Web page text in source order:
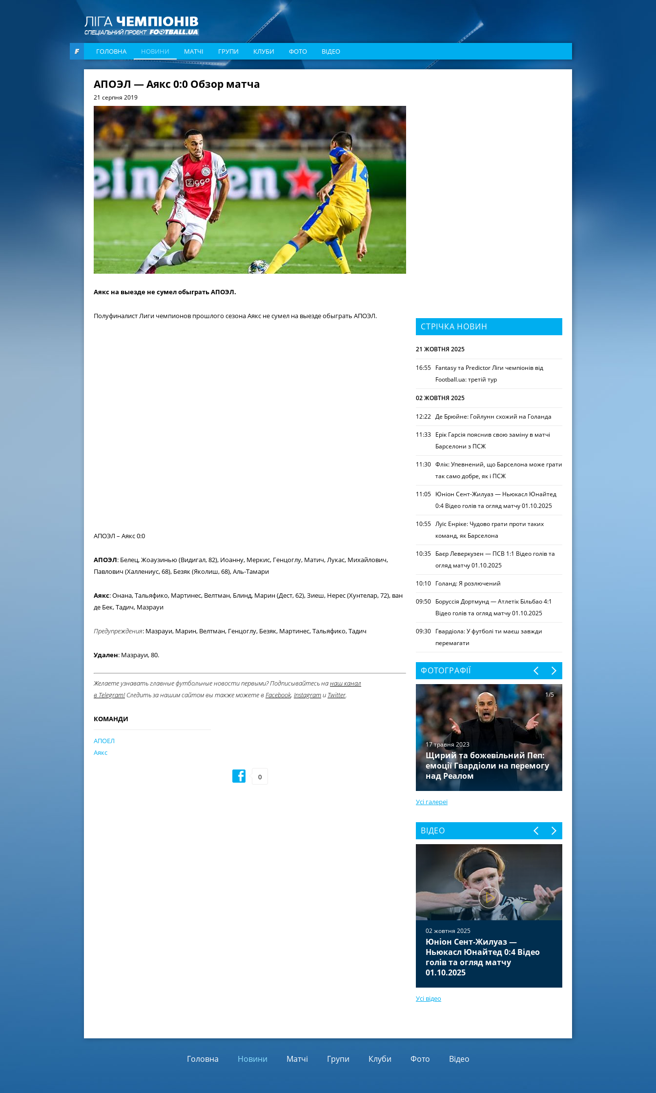
ГОЛОВНА НОВИНИ МАТЧІ ГРУПИ КЛУБИ ФОТО ВІДЕО
АПОЭЛ — Аякс 0:0 Обзор матча
21 серпня 2019
Аякс на выезде не сумел обыграть АПОЭЛ.
Полуфиналист Лиги чемпионов прошлого сезона Аякс не сумел на выезде обыграть АПОЭЛ.
АПОЭЛ – Аякс 0:0
АПОЭЛ: Белец, Жоаузинью (Видигал, 82), Иоанну, Меркис, Генцоглу, Матич, Лукас, Михайлович,
Павлович (Халлениус, 68), Безяк (Яколиш, 68), Аль-Тамари
Аякс: Онана, Тальяфико, Мартинес, Велтман, Блинд, Марин (Дест, 62), Зиеш, Нерес (Хунтелар, 72), ван
де Бек, Тадич, Мазрауи
Предупреждения: Мазрауи, Марин, Велтман, Генцоглу, Безяк, Мартинес, Тальяфико, Тадич
Удален: Мазрауи, 80.
Желаете узнавать главные футбольные новости первыми? Подписывайтесь нанаш канал
в Telegram! Следить за нашим сайтом вы также можете в Facebook, Instagramи Twitter.
КОМАНДИ
АПОЕЛ
Аякс
0
СТРІЧКА НОВИН
21 ЖОВТНЯ 2025
16:55 Fantasy та Predictor Ліги чемпіонів від
Football.ua: третій тур
02 ЖОВТНЯ 2025
12:22 Де Брюйне: Гойлунн схожий на Голанда
11:33 Ерік Гарсія пояснив свою заміну в матчі
Барселони з ПСЖ
11:30 Флік: Упевнений, що Барселона може грати
так само добре, як і ПСЖ
11:05 Юніон Сент-Жилуаз — Ньюкасл Юнайтед
0:4 Відео голів та огляд матчу 01.10.2025
10:55 Луїс Енріке: Чудово грати проти таких
команд, як Барселона
10:35 Баєр Леверкузен — ПСВ 1:1 Відео голів та
огляд матчу 01.10.2025
10:10 Голанд: Я розлючений
09:50 Боруссія Дортмунд — Атлетік Більбао 4:1
Відео голів та огляд матчу 01.10.2025
09:30 Гвардіола: У футболі ти маєш завжди
перемагати
ФОТОГРАФІЇ
17 травня 2023
Щирий та божевільний Пеп:
емоції Гвардіоли на перемогу
над Реалом
1/5
Усі галереї
ВІДЕО
02 жовтня 2025
Юніон Сент-Жилуаз —
Ньюкасл Юнайтед 0:4 Відео
голів та огляд матчу
01.10.2025
Усі відео
Головна Новини Матчі Групи Клуби Фото Відео